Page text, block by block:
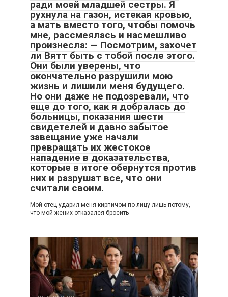
ради моей младшей сестры. Я
рухнула на газон, истекая кровью,
а мать вместо того, чтобы помочь
мне, рассмеялась и насмешливо
произнесла: — Посмотрим, захочет
ли Вятт быть с тобой после этого.
Они были уверены, что
окончательно разрушили мою
жизнь и лишили меня будущего.
Но они даже не подозревали, что
еще до того, как я добралась до
больницы, показания шести
свидетелей и давно забытое
завещание уже начали
превращать их жестокое
нападение в доказательства,
которые в итоге обернутся против
них и разрушат все, что они
считали своим.
Мой отец ударил меня кирпичом по лицу лишь потому,
что мой жених отказался бросить